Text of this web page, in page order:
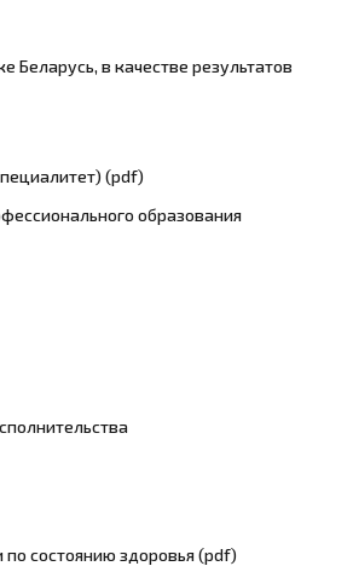
Беларусь, в качестве результатов
(pdf)
образования
состоянию здоровья (pdf)